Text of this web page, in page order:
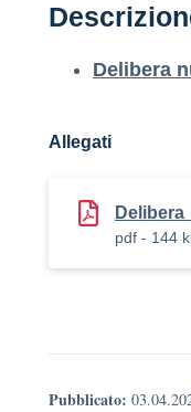
Delibera
Allegati
pdf - 144
Pubblicato: